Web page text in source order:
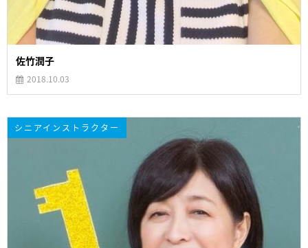
佐竹潤子
2018.10.03
シニアインストラクター